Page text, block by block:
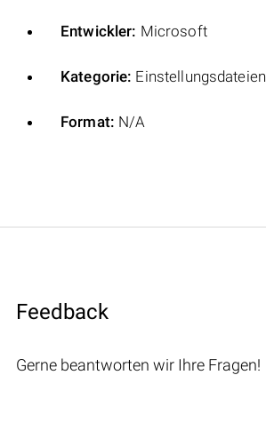
Entwickler: Microsoft
Kategorie: Einstellungsdateien
Format: N/A
Feedback
Gerne beantworten wir Ihre Fragen!